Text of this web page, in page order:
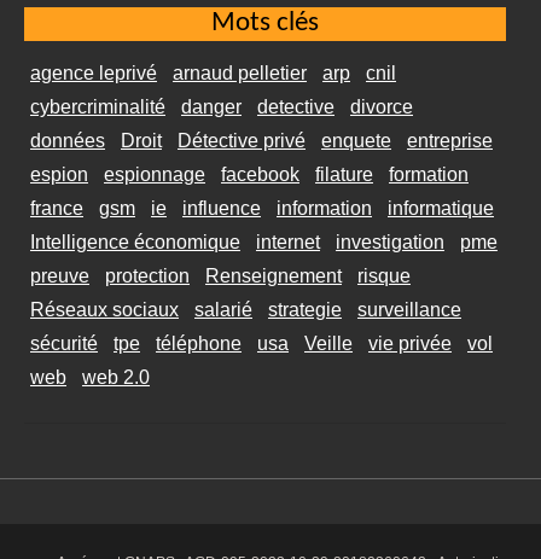
Mots clés
agence leprivé arnaud pelletier arp
cnil
cybercriminalité
danger detective
divorce
données
Droit Détective privé enquete
entreprise
espion
espionnage facebook filature
formation
france
gsm ie influence information
informatique
Intelligence économique
internet investigation
pme
preuve
protection Renseignement
risque
Réseaux sociaux
salarié strategie
surveillance
sécurité
tpe téléphone usa Veille vie privée
vol
web
web 2.0